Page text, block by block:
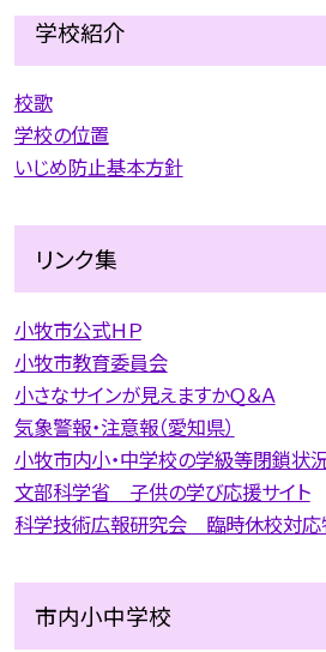
学校紹介
校歌
学校の位置
いじめ防止基本方針
リンク集
小牧市公式ＨＰ
小牧市教育委員会
小さなサインが見えますかＱ＆Ａ
気象警報・注意報（愛知県）
小牧市内小・中学校の学級等閉鎖状
文部科学省 子供の学び応援サイト
科学技術広報研究会 臨時休校対応
市内小中学校